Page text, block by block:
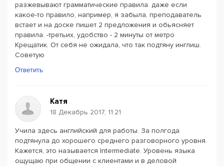
разжевывают грамматические правила. даже если
какое-то правило, например, я забыла, преподаватель
встает и на доске пишет 2 предложения и обьясняет
правила. -третьих, удобство - 2 минуты от метро
Крещатик. От себя не ожидала, что так подтяну инглиш.
Советую
Ответить
Катя
18 Декабрь 2017, 11:21
Учила здесь английский для работы. За полгода
подтянула до хорошего среднего разговорного уровня.
Кажется, это называется Intermediate. Уровень языка
ощущаю при общении с клиентами и в деловой